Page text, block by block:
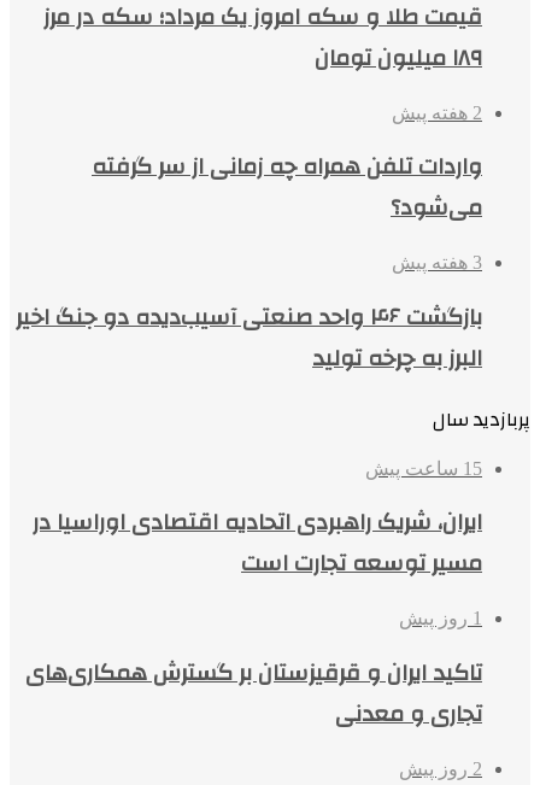
قیمت طلا و سکه امروز یک مرداد؛ سکه در مرز
۱۸۹ میلیون تومان
2 هفته پیش
واردات تلفن همراه چه زمانی از سر گرفته
می‌شود؟
3 هفته پیش
بازگشت ۴۶ واحد صنعتی آسیب‌دیده دو جنگ اخیر
البرز به چرخه تولید
پربازدید سال
15 ساعت پیش
ایران، شریک راهبردی اتحادیه اقتصادی اوراسیا در
مسیر توسعه تجارت است
1 روز پیش
تاکید ایران و قرقیزستان بر گسترش همکاری‌های
تجاری و معدنی
2 روز پیش